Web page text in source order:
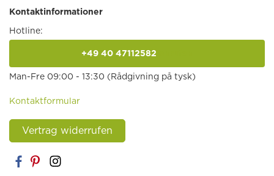
Kontaktinformationer
Hotline:
+49 40 47112582
Man-Fre 09:00 - 13:30 (Rådgivning på tysk)
Kontaktformular
Vertrag widerrufen